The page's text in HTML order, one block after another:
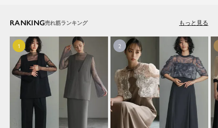
RANKING もっと見る